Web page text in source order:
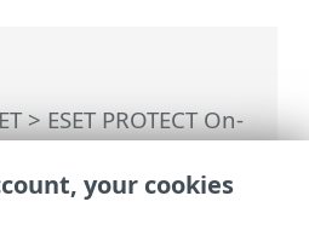
>ESET PROTECT On-
> Mise à niveau
Prem installée sur une
sous Windows
your cookies